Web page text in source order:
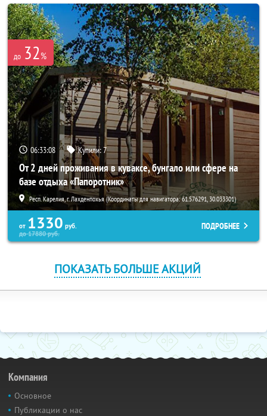
до 32%
06:33:07 Купили:7
От 2 дней проживания в куваксе, бунгало или сфере на
базе отдыха «Папоротник»
Респ. Карелия, г. Лахденпохья (Координаты для навигатора: 61.576291, 30.033301)
от 1330 руб.
до17880руб.
ПОДРОБНЕЕ
ПОКАЗАТЬ БОЛЬШЕ АКЦИЙ
Компания
Основное
Публикации о нас